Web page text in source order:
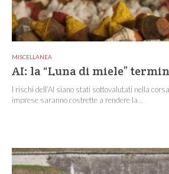
MISCELLANEA
AI: la “Luna di miele”
I rischi dell’AI siano stati sottovalutati nella
imprese saranno costrette a rendere la...